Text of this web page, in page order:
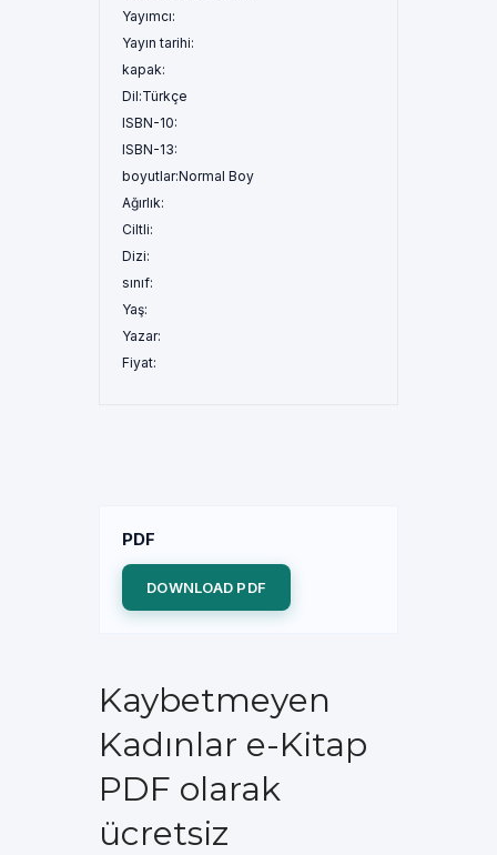
Yayımcı:
Yayın tarihi:
kapak:
Dil:Türkçe
ISBN-10:
ISBN-13:
boyutlar:Normal Boy
Ağırlık:
Ciltli:
Dizi:
sınıf:
Yaş:
Yazar:
Fiyat:
PDF
DOWNLOAD PDF
Kaybetmeyen
Kadınlar e-Kitap
PDF olarak
ücretsiz